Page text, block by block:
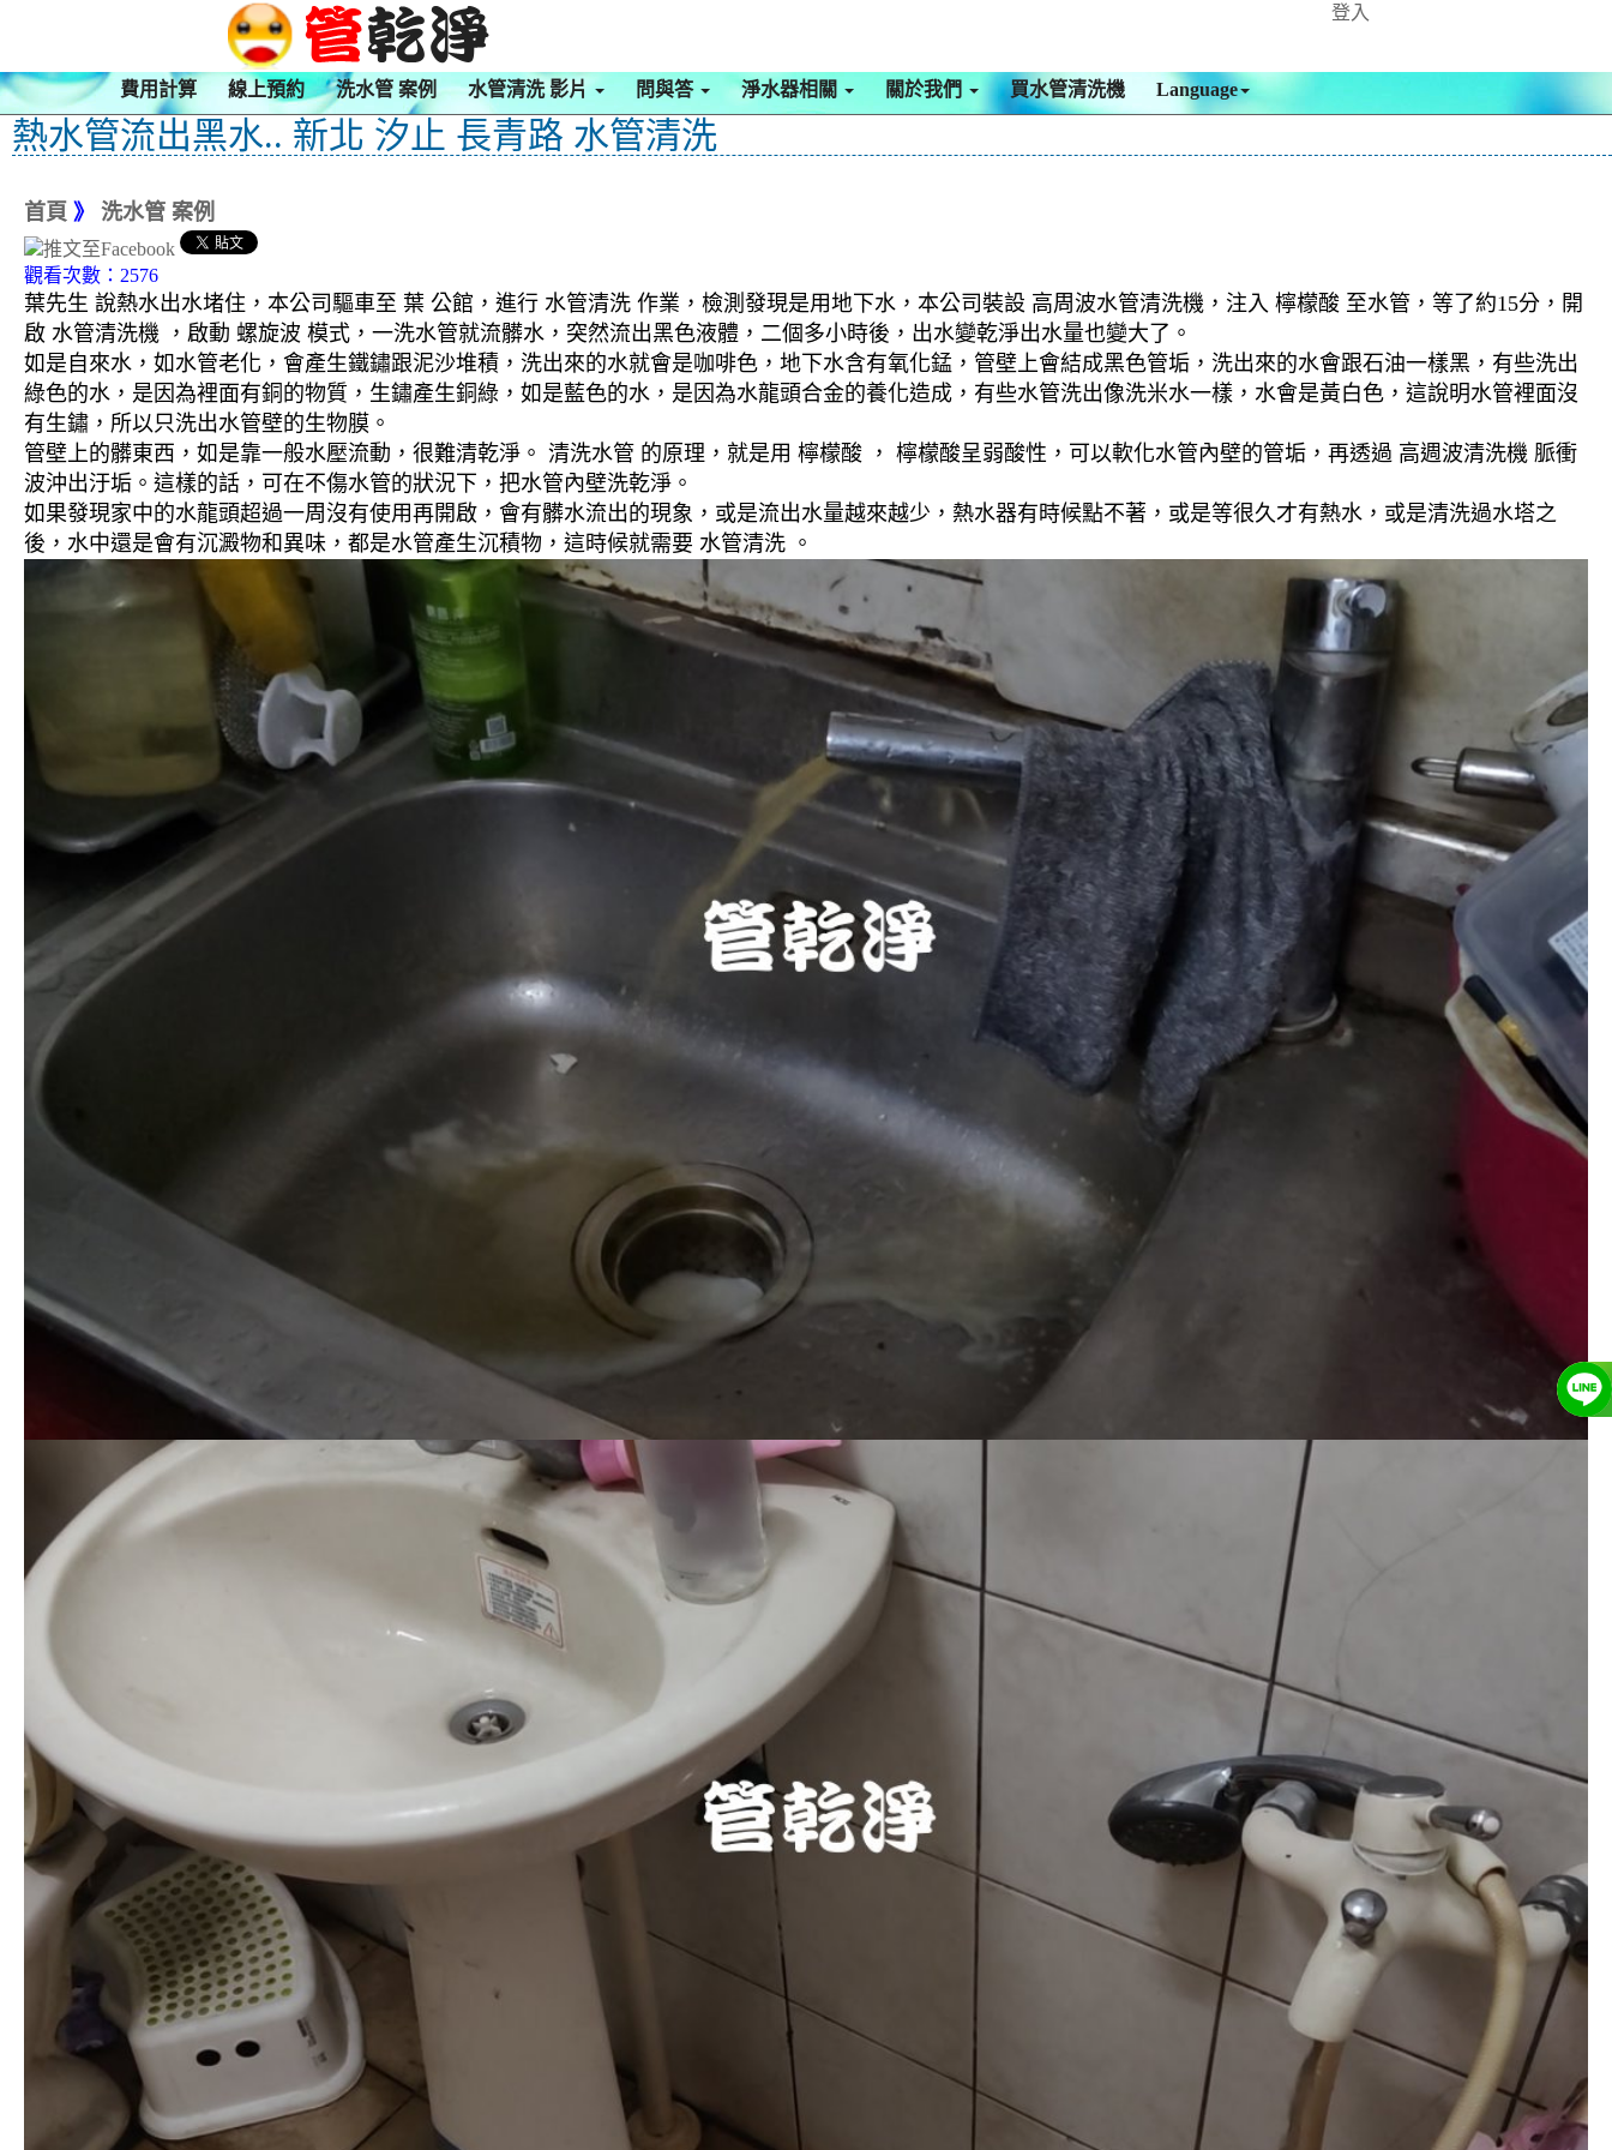
登入
費用計算 線上預約 洗水管 案例 水管清洗 影片 問與答 淨水器相關 關於我們 買水管清洗機 Language
熱水管流出黑水.. 新北 汐止 長青路 水管清洗
首頁 》 洗水管 案例
觀看次數：2576
葉先生 說熱水出水堵住，本公司驅車至 葉 公館，進行 水管清洗 作業，檢測發現是用地下水，本公司裝設 高周波水管清洗機，注入 檸檬酸 至水管，等了約15分，開
啟 水管清洗機 ，啟動 螺旋波 模式，一洗水管就流髒水，突然流出黑色液體，二個多小時後，出水變乾淨出水量也變大了。
如是自來水，如水管老化，會產生鐵鏽跟泥沙堆積，洗出來的水就會是咖啡色，地下水含有氧化錳，管壁上會結成黑色管垢，洗出來的水會跟石油一樣黑，有些洗出
綠色的水，是因為裡面有銅的物質，生鏽產生銅綠，如是藍色的水，是因為水龍頭合金的養化造成，有些水管洗出像洗米水一樣，水會是黃白色，這說明水管裡面沒
有生鏽，所以只洗出水管壁的生物膜。
管壁上的髒東西，如是靠一般水壓流動，很難清乾淨。 清洗水管 的原理，就是用 檸檬酸 ， 檸檬酸呈弱酸性，可以軟化水管內壁的管垢，再透過 高週波清洗機 脈衝
波沖出汙垢。這樣的話，可在不傷水管的狀況下，把水管內壁洗乾淨。
如果發現家中的水龍頭超過一周沒有使用再開啟，會有髒水流出的現象，或是流出水量越來越少，熱水器有時候點不著，或是等很久才有熱水，或是清洗過水塔之
後，水中還是會有沉澱物和異味，都是水管產生沉積物，這時候就需要 水管清洗 。